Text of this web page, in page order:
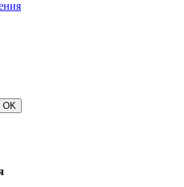
OK